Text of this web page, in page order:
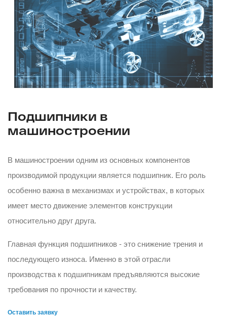
Подшипники в
машиностроении
В машиностроении одним из основных компонентов
производимой продукции является подшипник. Его роль
особенно важна в механизмах и устройствах, в которых
имеет место движение элементов конструкции
относительно друг друга.
Главная функция подшипников - это снижение трения и
последующего износа. Именно в этой отрасли
производства к подшипникам предъявляются высокие
требования по прочности и качеству.
Оставить заявку